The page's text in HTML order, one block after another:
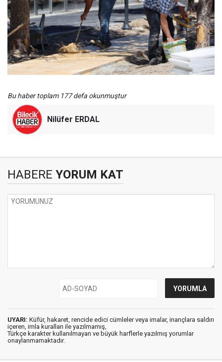
Bu haber toplam 177 defa okunmuştur
Nilüfer ERDAL
HABERE YORUM KAT
UYARI: Küfür, hakaret, rencide edici cümleler veya imalar, inançlara saldırı
içeren, imla kuralları ile yazılmamış,
Türkçe karakter kullanılmayan ve büyük harflerle yazılmış yorumlar
onaylanmamaktadır.